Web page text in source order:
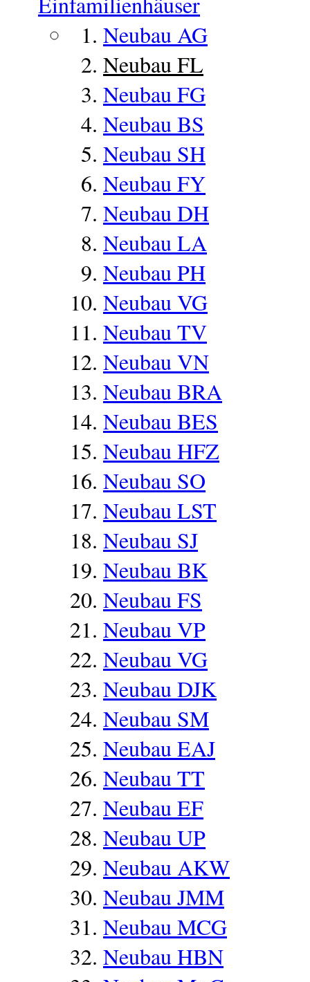
Neubau AG
Neubau FL
Neubau FG
Neubau BS
Neubau SH
Neubau FY
Neubau DH
Neubau LA
Neubau PH
Neubau VG
Neubau TV
Neubau VN
Neubau BRA
Neubau BES
Neubau HFZ
Neubau SO
Neubau LST
Neubau SJ
Neubau BK
Neubau FS
Neubau VP
Neubau VG
Neubau DJK
Neubau SM
Neubau EAJ
Neubau TT
Neubau EF
Neubau UP
Neubau AKW
Neubau JMM
Neubau MCG
Neubau HBN